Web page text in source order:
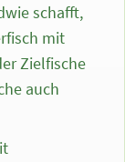
schafft,
mit
Zielfische
auch